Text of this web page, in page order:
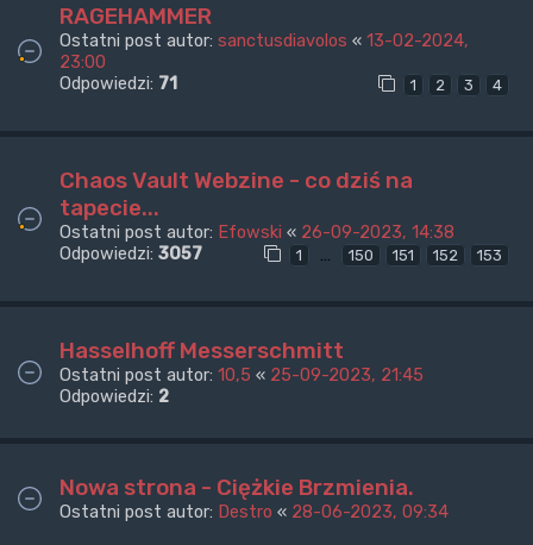
RAGEHAMMER
Ostatni post autor: sanctusdiavolos « 13-02-2024,
23:00
Odpowiedzi: 71 1 2 3 4
Chaos Vault Webzine - co dziś na
tapecie...
Ostatni post autor: Efowski « 26-09-2023, 14:38
Odpowiedzi: 3057 1 … 150 151 152 153
Hasselhoff Messerschmitt
Ostatni post autor: 10,5 « 25-09-2023, 21:45
Odpowiedzi: 2
Nowa strona - Ciężkie Brzmienia.
Ostatni post autor: Destro « 28-06-2023, 09:34